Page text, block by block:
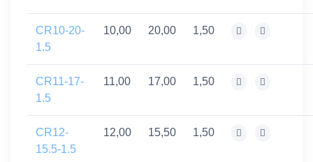
CR10-20-
1.5
10,00 20,00 1,50
CR11-17-
1.5
11,00 17,00 1,50
CR12-
15.5-1.5
12,00 15,50 1,50